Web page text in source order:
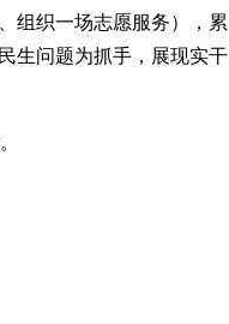
组织一场志愿服务），累
生问题为抓手，展现实干